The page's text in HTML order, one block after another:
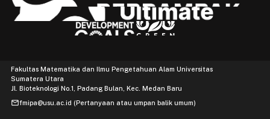
Fakultas Matematika dan Ilmu Pengetahuan Alam Universitas
Sumatera Utara
Jl. Bioteknologi No.1, Padang Bulan, Kec. Medan Baru
mailfmipa@usu.ac.id (Pertanyaan atau umpan balik umum)